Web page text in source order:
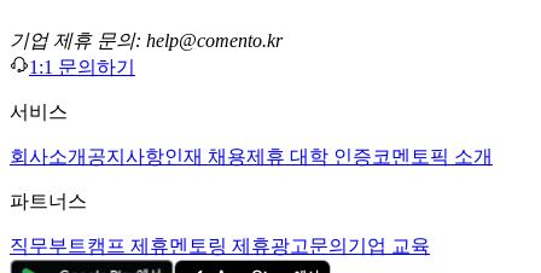
기업 제휴 문의: help@comento.kr
1:1 문의하기
서비스
회사소개 공지사항인재 채용제휴 대학 인증코멘토픽 소개
파트너스
직무부트캠프 제휴멘토링 제휴광고문의 기업 교육